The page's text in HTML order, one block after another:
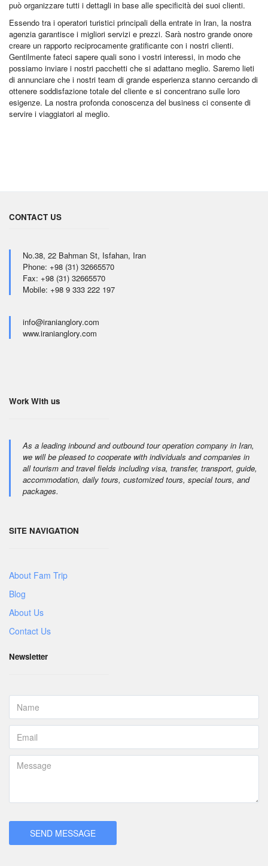
può organizzare tutti i dettagli in base alle specificità dei suoi clienti.
Essendo tra i operatori turistici principali della entrate in Iran, la nostra
agenzia garantisce i migliori servizi e prezzi. Sarà nostro grande onore
creare un rapporto reciprocamente gratificante con i nostri clienti.
Gentilmente fateci sapere quali sono i vostri interessi, in modo che
possiamo inviare i nostri pacchetti che si adattano meglio. Saremo lieti
di annunciare che i nostri team di grande esperienza stanno cercando di
ottenere soddisfazione totale del cliente e si concentrano sulle loro
esigenze. La nostra profonda conoscenza del business ci consente di
servire i viaggiatori al meglio.
CONTACT US
No.38, 22 Bahman St, Isfahan, Iran
Phone: +98 (31) 32665570
Fax: +98 (31) 32665570
Mobile: +98 9 333 222 197
info@iranianglory.com
www.iranianglory.com
Work With us
As a leading inbound and outbound tour operation company in Iran,
we will be pleased to cooperate with individuals and companies in
all tourism and travel fields including visa, transfer, transport, guide,
accommodation, daily tours, customized tours, special tours, and
packages.
SITE NAVIGATION
About Fam Trip
Blog
About Us
Contact Us
Newsletter